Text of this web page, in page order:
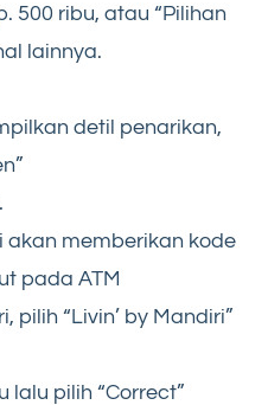
500 ribu, atau “Pilihan
lainnya.
detil penarikan,
akan memberikan kode
pada ATM
pilih “Livin’ by Mandiri”
lalu pilih “Correct”